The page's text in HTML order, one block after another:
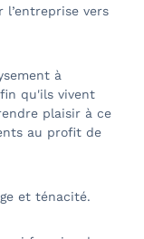
vers
à
qu'ils vivent
plaisir à ce
au profit de
et ténacité.